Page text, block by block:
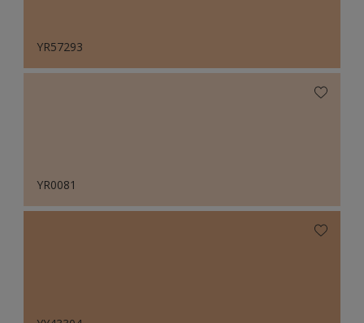
YR57293
YR0081